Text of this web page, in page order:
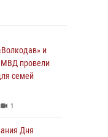
и
МВД провели
семей
1
Дня